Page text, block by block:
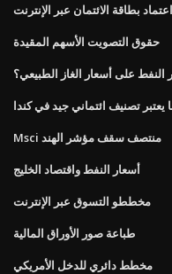
بطاقة الائتمان عبر الإنترنت
حقوق التصويت الأسهم المقيدة
النفط على أسعار الغاز الطبيعي؟
يعتبر تصنيف ائتماني جيد في كندا
Msci منتصف سقف مؤشر الهند
أسعار النفط واقتصاد الخليج
مخططو التسوق عبر الإنترنت
طباعة صور الأوراق المالية
مخطط دائري للدخل الأمريكي